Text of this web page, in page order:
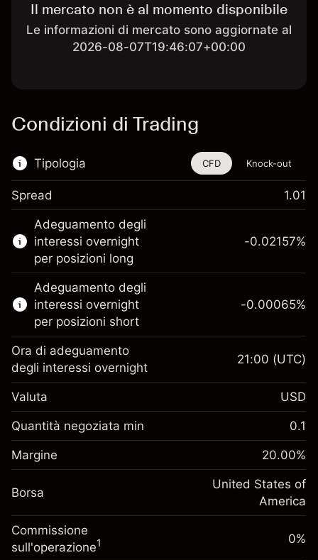
Il mercato non è al momento disponibile
Le informazioni di mercato sono aggiornate al
2026-08-07T19:46:07+00:00
Condizioni di Trading
Tipologia
Questo strumento finanziario è disponibile
per il trading di CFD e knock-out.
Scopri di più su:
CFD
Knock-out
CFD Knock-out
Spread 1.01
Adeguamento degli
interessi overnight
per posizioni long
Margine. Il tuo
$1,000.00
Adeguamento
finanziamento overnight
Oneri per l'intero valore della
posizione
%
(-$1.08)
Dimensione dell'operazione a leva
Denaro da leva ~
-0.02157%
Adeguamento degli
interessi overnight
per posizioni short
Margine. Il tuo
investimento
$1,000.00
Oneri per l'intero valore della
posizione
-0.000654
%
Dimensione dell'operazione a leva
-0.00065%
Ora di adeguamento
degli interessi overnight
21:00 (UTC)
Valuta USD
Quantità negoziata min 0.1
Margine 20.00%
Borsa
United States of
America
Commissione
sull'operazione1 0%